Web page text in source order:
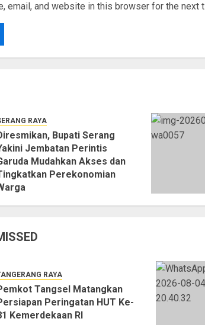
email, and website in this browser for the next
RAYA
Bupati Serang
Jembatan Perintis
Mudahkan Akses dan
Perekonomian
RAYA
Tangsel Matangkan
Peringatan HUT Ke-
Kemerdekaan RI